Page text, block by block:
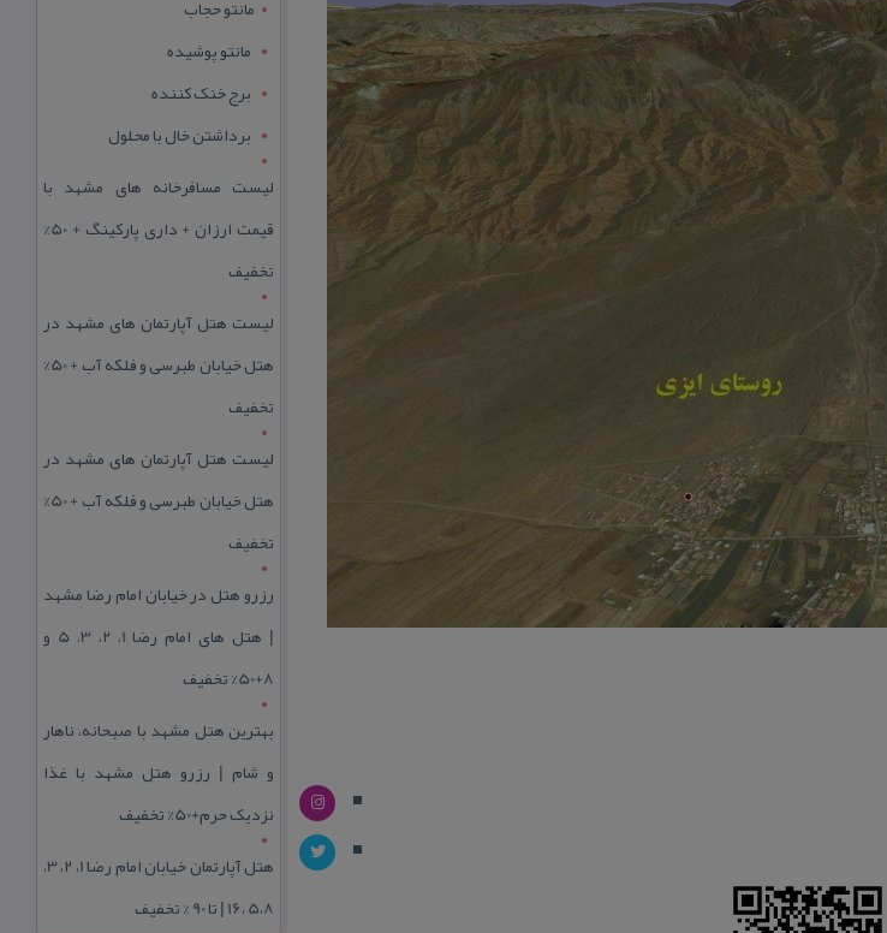
مانتو حجاب
مانتو پوشیده
برج خنک کننده
برداشتن خال با محلول
لیست مسافرخانه های مشهد با
قیمت ارزان + داری پارکینگ + 50%
تخفیف
لیست هتل آپارتمان های مشهد در
هتل خیابان طبرسی و فلکه آب + 50%
تخفیف
لیست هتل آپارتمان های مشهد در
هتل خیابان طبرسی و فلکه آب + 50%
تخفیف
رزرو هتل در خیابان امام رضا مشهد
| هتل‌ های امام رضا 1، 2، 3، 5 و
8+50% تخفیف
بهترین هتل مشهد با صبحانه، ناهار
و شام | رزرو هتل مشهد با غذا
نزدیک حرم+50% تخفیف
هتل آپارتمان خیابان امام رضا 1، 2، 3،
5،8 ،16 | تا 90 % تخفیف